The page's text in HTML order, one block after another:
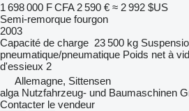
1 698 000 F CFA 2 590 € ≈ 2 992 $US
Semi-remorque fourgon
2003
Capacité de charge 23 500 kg
pneumatique/pneumatique Poids net à
d'essieux 2
Allemagne, Sittensen
alga Nutzfahrzeug- und Baumaschinen
Contacter le vendeur